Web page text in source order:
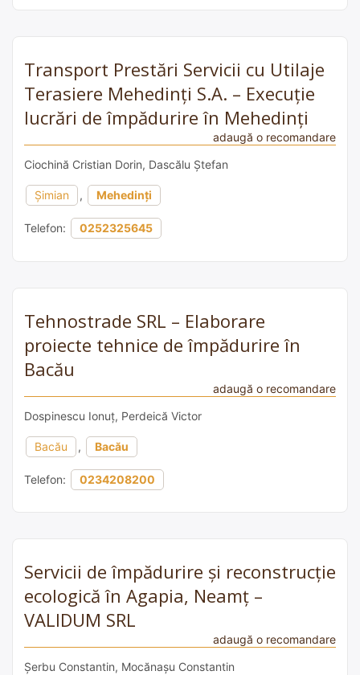
Transport Prestări Servicii cu Utilaje
Terasiere Mehedinți S.A. – Execuție
lucrări de împădurire în Mehedinți
adaugă o recomandare
Ciochină Cristian Dorin, Dascălu Ștefan
Șimian , Mehedinți
Telefon: 0252325645
Tehnostrade SRL – Elaborare
proiecte tehnice de împădurire în
Bacău
adaugă o recomandare
Dospinescu Ionuț, Perdeică Victor
Bacău , Bacău
Telefon: 0234208200
Servicii de împădurire și reconstrucție
ecologică în Agapia, Neamț –
VALIDUM SRL
adaugă o recomandare
Șerbu Constantin, Mocănașu Constantin